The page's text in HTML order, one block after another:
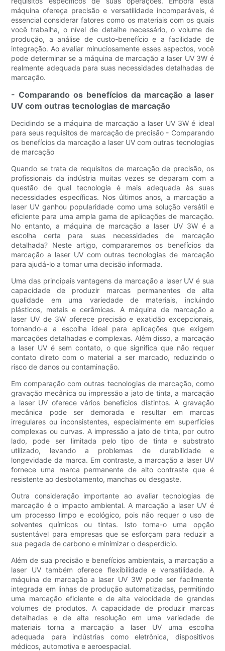
máquina ofereça precisão e versatilidade incomparáveis, é
essencial considerar fatores como os materiais com os quais
você trabalha, o nível de detalhe necessário, o volume de
produção, a análise de custo-benefício e a facilidade de
integração. Ao avaliar minuciosamente esses aspectos, você
pode determinar se a máquina de marcação a laser UV 3W é
realmente adequada para suas necessidades detalhadas de
marcação.
- Comparando os benefícios da marcação a laser
UV com outras tecnologias de marcação
Decidindo se a máquina de marcação a laser UV 3W é ideal
para seus requisitos de marcação de precisão - Comparando
os benefícios da marcação a laser UV com outras tecnologias
de marcação
Quando se trata de requisitos de marcação de precisão, os
profissionais da indústria muitas vezes se deparam com a
questão de qual tecnologia é mais adequada às suas
necessidades específicas. Nos últimos anos, a marcação a
laser UV ganhou popularidade como uma solução versátil e
eficiente para uma ampla gama de aplicações de marcação.
No entanto, a máquina de marcação a laser UV 3W é a
escolha certa para suas necessidades de marcação
detalhada? Neste artigo, compararemos os benefícios da
marcação a laser UV com outras tecnologias de marcação
para ajudá-lo a tomar uma decisão informada.
Uma das principais vantagens da marcação a laser UV é sua
capacidade de produzir marcas permanentes de alta
qualidade em uma variedade de materiais, incluindo
plásticos, metais e cerâmicas. A máquina de marcação a
laser UV de 3W oferece precisão e exatidão excepcionais,
tornando-a a escolha ideal para aplicações que exigem
marcações detalhadas e complexas. Além disso, a marcação
a laser UV é sem contato, o que significa que não requer
contato direto com o material a ser marcado, reduzindo o
risco de danos ou contaminação.
Em comparação com outras tecnologias de marcação, como
gravação mecânica ou impressão a jato de tinta, a marcação
a laser UV oferece vários benefícios distintos. A gravação
mecânica pode ser demorada e resultar em marcas
irregulares ou inconsistentes, especialmente em superfícies
complexas ou curvas. A impressão a jato de tinta, por outro
lado, pode ser limitada pelo tipo de tinta e substrato
utilizado, levando a problemas de durabilidade e
longevidade da marca. Em contraste, a marcação a laser UV
fornece uma marca permanente de alto contraste que é
resistente ao desbotamento, manchas ou desgaste.
Outra consideração importante ao avaliar tecnologias de
marcação é o impacto ambiental. A marcação a laser UV é
um processo limpo e ecológico, pois não requer o uso de
solventes químicos ou tintas. Isto torna-o uma opção
sustentável para empresas que se esforçam para reduzir a
sua pegada de carbono e minimizar o desperdício.
Além de sua precisão e benefícios ambientais, a marcação a
laser UV também oferece flexibilidade e versatilidade. A
máquina de marcação a laser UV 3W pode ser facilmente
integrada em linhas de produção automatizadas, permitindo
uma marcação eficiente e de alta velocidade de grandes
volumes de produtos. A capacidade de produzir marcas
detalhadas e de alta resolução em uma variedade de
materiais torna a marcação a laser UV uma escolha
adequada para indústrias como eletrônica, dispositivos
médicos, automotiva e aeroespacial.